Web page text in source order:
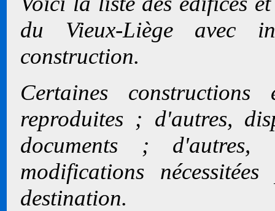
du Vieux-Liège avec
construction.
Certaines
reproduites ; d'autres,
documents ;
modifications
destination.